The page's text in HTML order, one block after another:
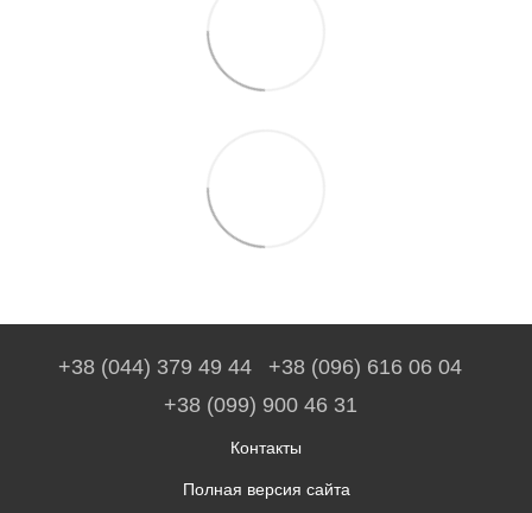
+38 (044) 379 49 44
+38 (096) 616 06 04
+38 (099) 900 46 31
Контакты
Полная версия сайта